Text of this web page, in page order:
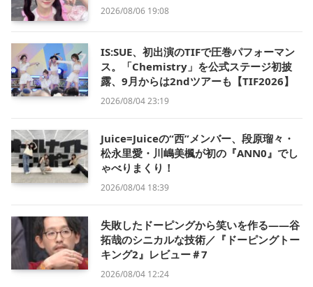
2026/08/06 19:08
IS:SUE、初出演のTIFで圧巻パフォーマン
ス。「Chemistry」を公式ステージ初披
露、9月からは2ndツアーも【TIF2026】
2026/08/04 23:19
Juice=Juiceの“西”メンバー、段原瑠々・
松永里愛・川嶋美楓が初の『ANN0』でし
ゃべりまくり！
2026/08/04 18:39
失敗したドーピングから笑いを作る——谷
拓哉のシニカルな技術／『ドーピングトー
キング2』レビュー＃7
2026/08/04 12:24